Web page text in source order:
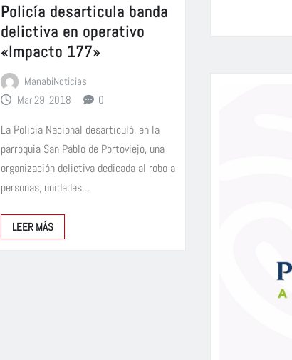
Policía desarticula banda
delictiva en operativo
«Impacto 177»
ManabiNoticias
Mar 29, 2018
0
La Policía Nacional desarticuló, en la
parroquia San Pablo de Portoviejo, una
organización delictiva dedicada al robo a
personas, unidades…
LEER MÁS